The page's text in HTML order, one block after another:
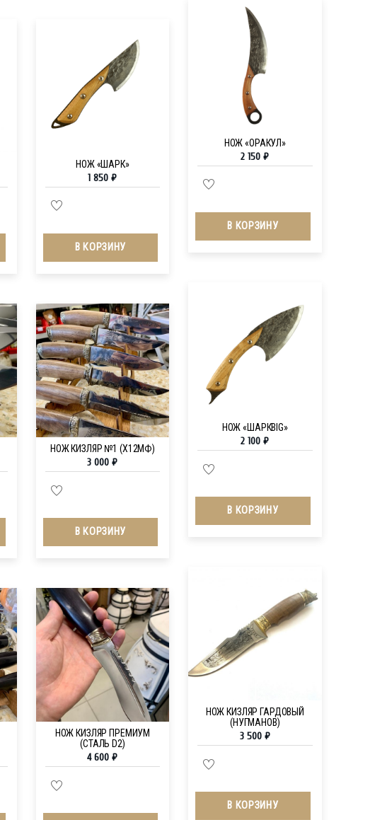
НОЖ «ОРАКУЛ»
2 150₽
В КОРЗИНУ
НОЖ «ШАРК»
1 850₽
В КОРЗИНУ
НОЖ «ШАРКBIG»
2 100₽
В КОРЗИНУ
НОЖ КИЗЛЯР №1 (Х12МФ)
3 000₽
В КОРЗИНУ
НОЖ КИЗЛЯР ГАРДОВЫЙ
(НУГМАНОВ)
3 500 ₽
В КОРЗИНУ
НОЖ КИЗЛЯР ПРЕМИУМ
(СТАЛЬ D2)
4 600₽